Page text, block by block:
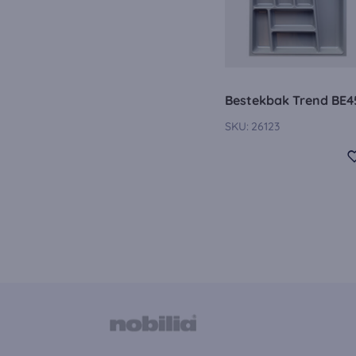
Externe media
De cookies zijn
Bestekbak Trend
SKU: 26123